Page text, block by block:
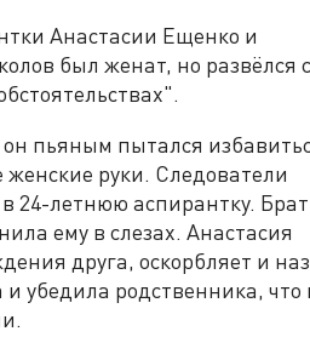
Анастасии Ещенко и
был женат, но развёлся с
пьяным пытался
женские руки. Следователи
24-летнюю аспирантку. Брат
ему в слезах. Анастасия
друга, оскорбляет и
убедила родственника, что